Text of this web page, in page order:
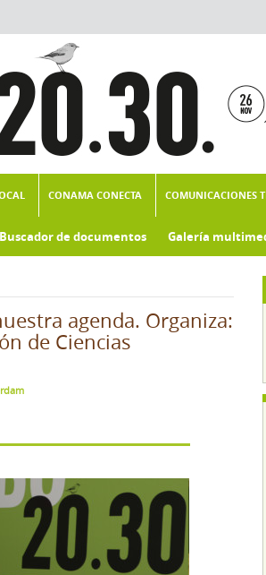
CONAMA CONECTA COMUNICACIONES
Buscador de documentos Galería
agenda. Organiza:
de Ciencias